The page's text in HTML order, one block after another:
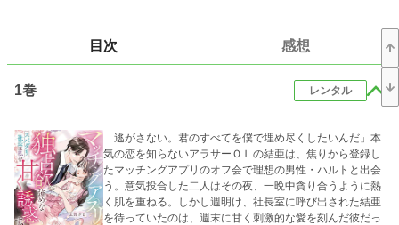
翌日、少しばかりの罪悪感を抱えたまま会社に出社すると、突然社長から呼び
恐る恐る訪ねると、そこには見覚えのある顔が――！
その声も仕草も顔も、前日一夜を共にしたハルトと全く同じものだった。
了承したゆあだったが、社内で人気、しかも社長となれば、簡単に物事が進む
はずもなく。。。
目次 感想
1巻 レンタル
「逃がさない。君のすべてを僕で埋め尽くしたいんだ」本
気の恋を知らないアラサーＯＬの結亜は、焦りから登録し
たマッチングアプリのオフ会で理想の男性・ハルトと出会
う。意気投合した二人はその夜、一晩中貪り合うように熱
く肌を重ねる。しかし週明け、社長室に呼び出された結亜
を待っていたのは、週末に甘く刺激的な愛を刻んだ彼だっ